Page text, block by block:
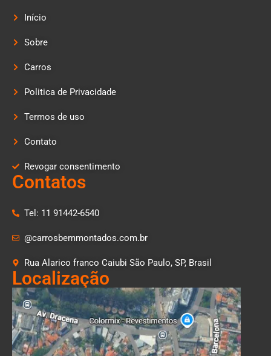
Início
Sobre
Carros
Politica de Privacidade
Termos de uso
Contato
Revogar consentimento
Contatos
Tel: 11 91442-6540
@carrosbemmontados.com.br
Rua Alarico franco Caiubi São Paulo, SP, Brasil
Localização